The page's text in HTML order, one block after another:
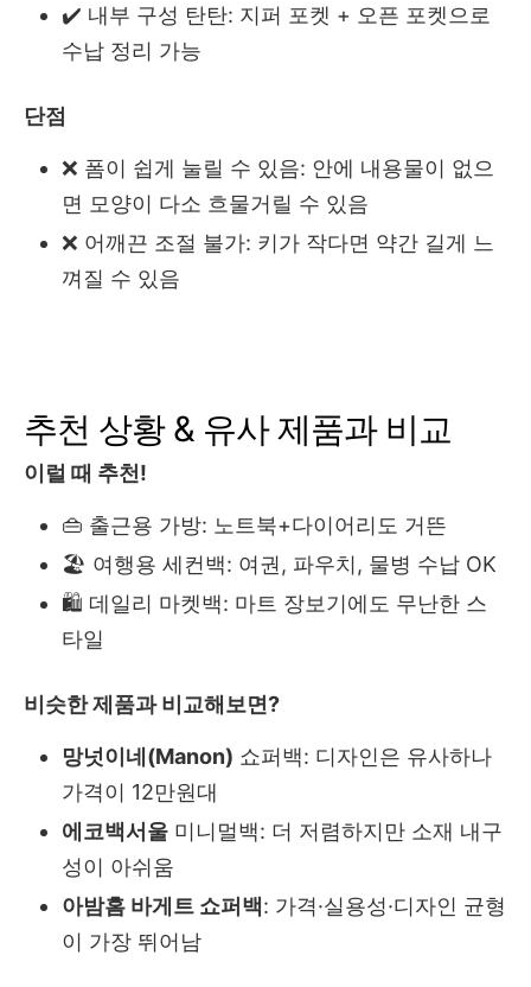
✔️ 내부 구성 탄탄: 지퍼 포켓 + 오픈 포켓으로
수납 정리 가능
단점
❌ 폼이 쉽게 눌릴 수 있음: 안에 내용물이 없으
면 모양이 다소 흐물거릴 수 있음
❌ 어깨끈 조절 불가: 키가 작다면 약간 길게 느
껴질 수 있음
추천 상황 & 유사 제품과 비교
이럴 때 추천!
👜 출근용 가방: 노트북+다이어리도 거뜬
🏖 여행용 세컨백: 여권, 파우치, 물병 수납 OK
🛍 데일리 마켓백: 마트 장보기에도 무난한 스
타일
비슷한 제품과 비교해보면?
망넛이네(Manon) 쇼퍼백: 디자인은 유사하나
가격이 12만원대
에코백서울 미니멀백: 더 저렴하지만 소재 내구
성이 아쉬움
아밤홈 바게트 쇼퍼백: 가격·실용성·디자인 균형
이 가장 뛰어남